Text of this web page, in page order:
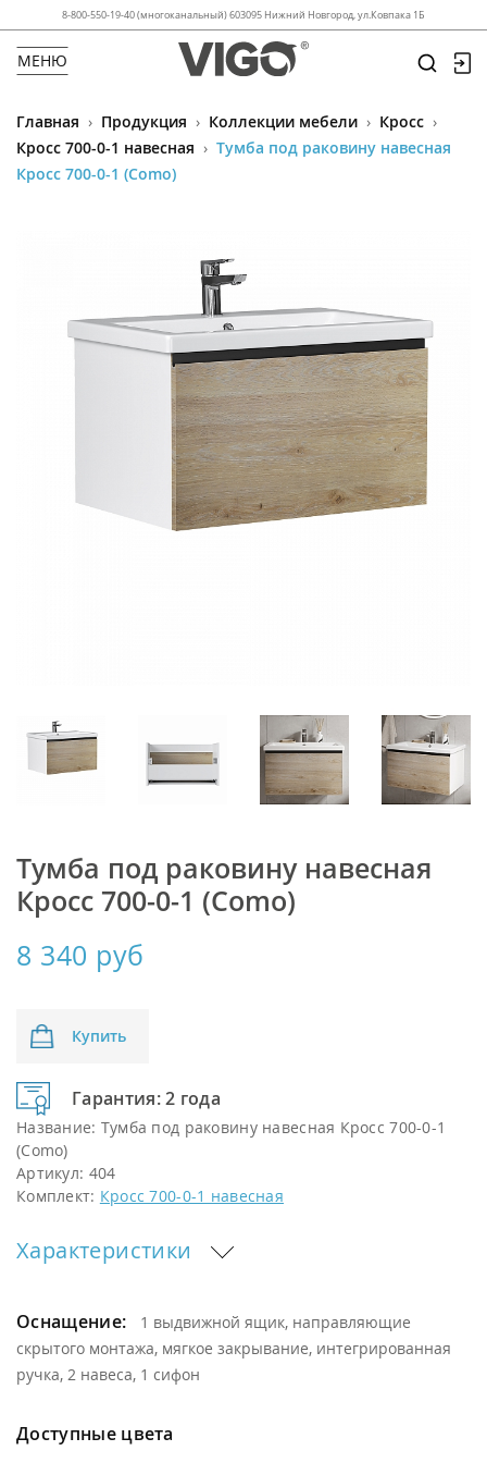
8-800-550-19-40 (многоканальный) 603095 Нижний Новгород, ул.Ковпака 1Б
МЕНЮ
Главная › Продукция › Коллекции мебели › Кросс ›
Кросс 700-0-1 навесная › Тумба под раковину навесная
Кросс 700-0-1 (Como)
Тумба под раковину навесная
Кросс 700-0-1 (Como)
8 340 руб
Купить
Гарантия: 2 года
Название: Тумба под раковину навесная Кросс 700-0-1
(Como)
Артикул: 404
Комплект: Кросс 700-0-1 навесная
Характеристики
Оснащение:
1 выдвижной ящик, направляющие
скрытого монтажа, мягкое закрывание, интегрированная
ручка, 2 навеса, 1 сифон
Доступные цвета